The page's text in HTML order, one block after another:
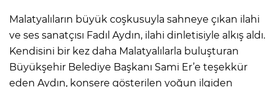
Malatyalıların büyük coşkusuyla sahneye çıkan ilahi
ve ses sanatçısı Fadıl Aydın, ilahi dinletisiyle alkış aldı.
Kendisini bir kez daha Malatyalılarla buluşturan
Büyükşehir Belediye Başkanı Sami Er’e teşekkür
eden Aydın, konsere gösterilen yoğun ilgiden